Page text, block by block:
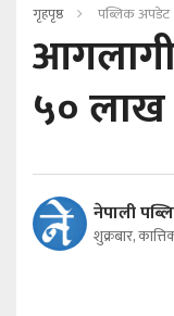
गृहपृष्ठ पब्लिक अपडेट
५० लाख
नेपाली
शुक्रबार,